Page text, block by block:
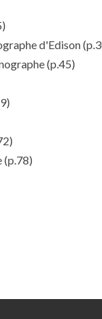
d'Edison
(p.45)
(p.78)